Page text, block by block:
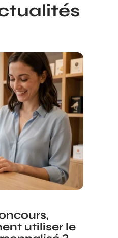
utiliser le